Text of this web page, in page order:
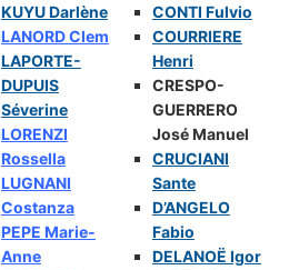
KUYU Darlène
LANORD Clem
LAPORTE-
DUPUIS
Séverine
LORENZI
Rossella
LUGNANI
Costanza
PEPE Marie-
Anne
CONTI Fulvio
COURRIERE
Henri
CRESPO-
GUERRERO
José Manuel
CRUCIANI
Sante
D’ANGELO
Fabio
DELANOË Igor